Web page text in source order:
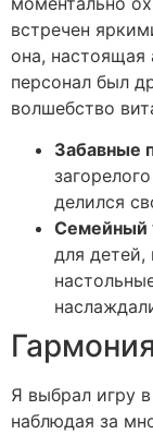
встречен
она, настоящая
персонал был
волшебство
Забавные
делился
Семейный
для детей,
Я выбрал игру
наблюдая за